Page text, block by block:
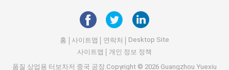
홈 사이트맵 연락처
Desktop Site
사이트맵
개인 정보 정책
품질 상업용 터보차저 중국 공장.Copyright © 2026 Guangzhou Yuexiu